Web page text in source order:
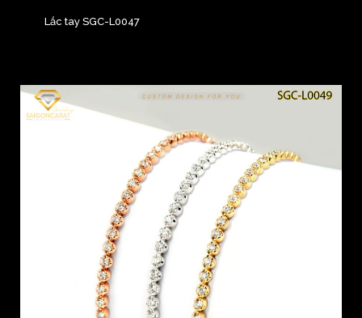
Lắc tay SGC-L0047